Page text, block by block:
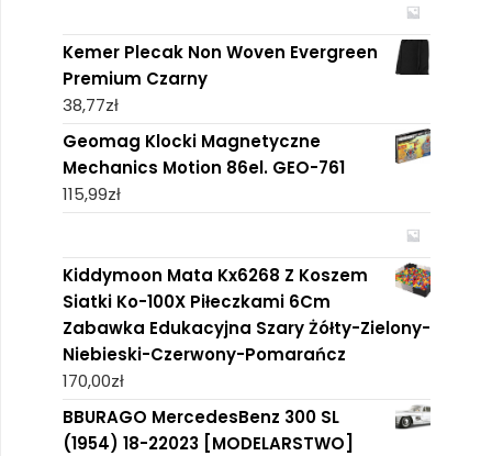
Kemer Plecak Non Woven Evergreen
Premium Czarny
38,77zł
Geomag Klocki Magnetyczne
Mechanics Motion 86el. GEO-761
115,99zł
Kiddymoon Mata Kx6268 Z Koszem
Siatki Ko-100X Piłeczkami 6Cm
Zabawka Edukacyjna Szary Żółty-Zielony-
Niebieski-Czerwony-Pomarańcz
170,00zł
BBURAGO MercedesBenz 300 SL
(1954) 18-22023 [MODELARSTWO]